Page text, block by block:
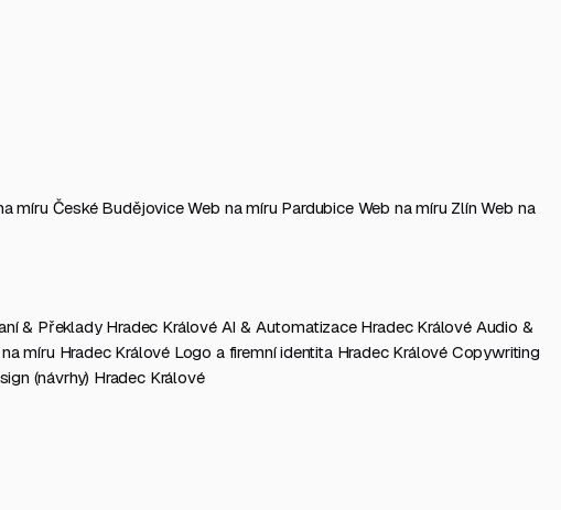
míru České BudějoviceWeb na míru Pardubice Web na míru ZlínWeb na
& Překlady Hradec Králové AI & Automatizace Hradec Králové Audio &
míru Hradec Králové Logo a firemní identita Hradec Králové Copywriting
(návrhy) Hradec Králové